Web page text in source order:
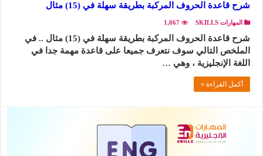
شرح قاعدة الحروف المركبة بطريقة سهلة في (15) مثال
المهارات SKILLS 1,067
شرح قاعدة الحروف المركبة بطريقة سهلة في (15) مثال .. في
الملخص التالي سوف نتعرف جميعا على قاعدة مهمة جدا في
اللغة الإنجليزية ، وهي …
أكمل القراءة »